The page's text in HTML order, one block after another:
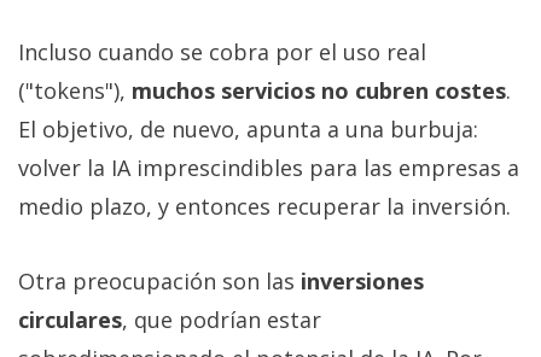
Incluso cuando se cobra por el uso real
("tokens"), muchos servicios no cubren costes.
El objetivo, de nuevo, apunta a una burbuja:
volver la IA imprescindibles para las empresas a
medio plazo, y entonces recuperar la inversión.
Otra preocupación son las inversiones
circulares, que podrían estar